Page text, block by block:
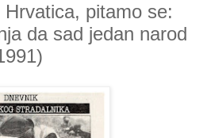
pitamo se:
da sad jedan narod